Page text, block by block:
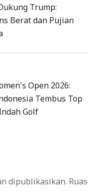
Trump:
Berat dan Pujian
Open 2026:
Tembus Top
Golf
dipublikasikan. Ruas